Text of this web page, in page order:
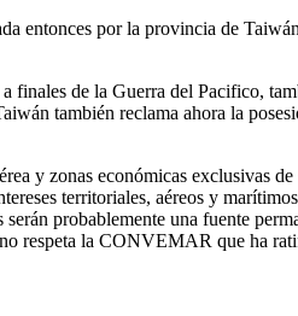
entonces por la provincia de
finales de la Guerra del Pacifico,
también reclama ahora la
y zonas económicas exclusivas
territoriales, aéreos y
probablemente una fuente
respeta la CONVEMAR que ha